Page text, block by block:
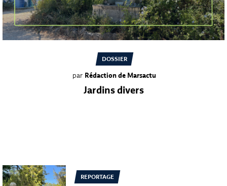
DOSSIER
par Rédaction de Marsactu
Jardins divers
REPORTAGE